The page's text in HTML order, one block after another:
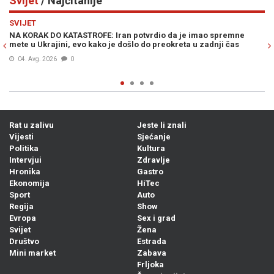
čas
DRAMA U WASHINGTONU: Teške optužbe na račun Donalda
Trumpa –„On je najveći lažov...“
04. Avg. 2026
Rat u zalivu
Vijesti
Politika
Intervjui
Hronika
Ekonomija
Sport
Regija
Evropa
Svijet
Društvo
Mini market
Jeste li znali
Sjećanje
Kultura
Zdravlje
Gastro
HiTec
Auto
Show
Sex i grad
Žena
Estrada
Zabava
Frljoka